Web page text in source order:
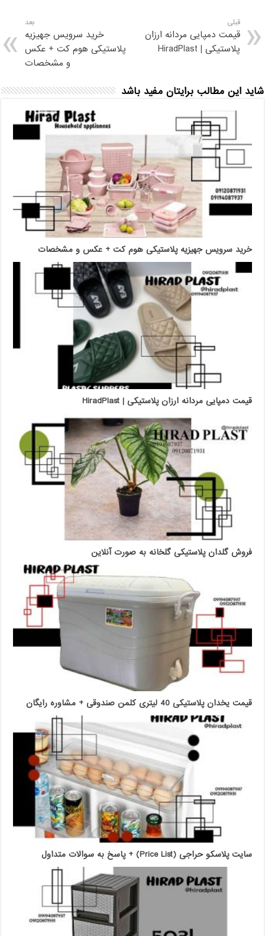
قبلی
قیمت دمپایی مردانه ارزان
پلاستیکی | HiradPlast
بعد
خرید سرویس جهیزیه
پلاستیکی هوم کت + عکس
و مشخصات
شاید این مطالب برایتان مفید باشد
خرید سرویس جهیزیه پلاستیکی هوم کت + عکس و مشخصات
قیمت دمپایی مردانه ارزان پلاستیکی | HiradPlast
فروش گلدان پلاستیکی گلخانه به صورت آنلاین
قیمت یخدان پلاستیکی 40 لیتری کلمن صندوقی + مشاوره رایگان
سایت پلاسکو حراجی (Price List) + پاسخ به سوالات متداول